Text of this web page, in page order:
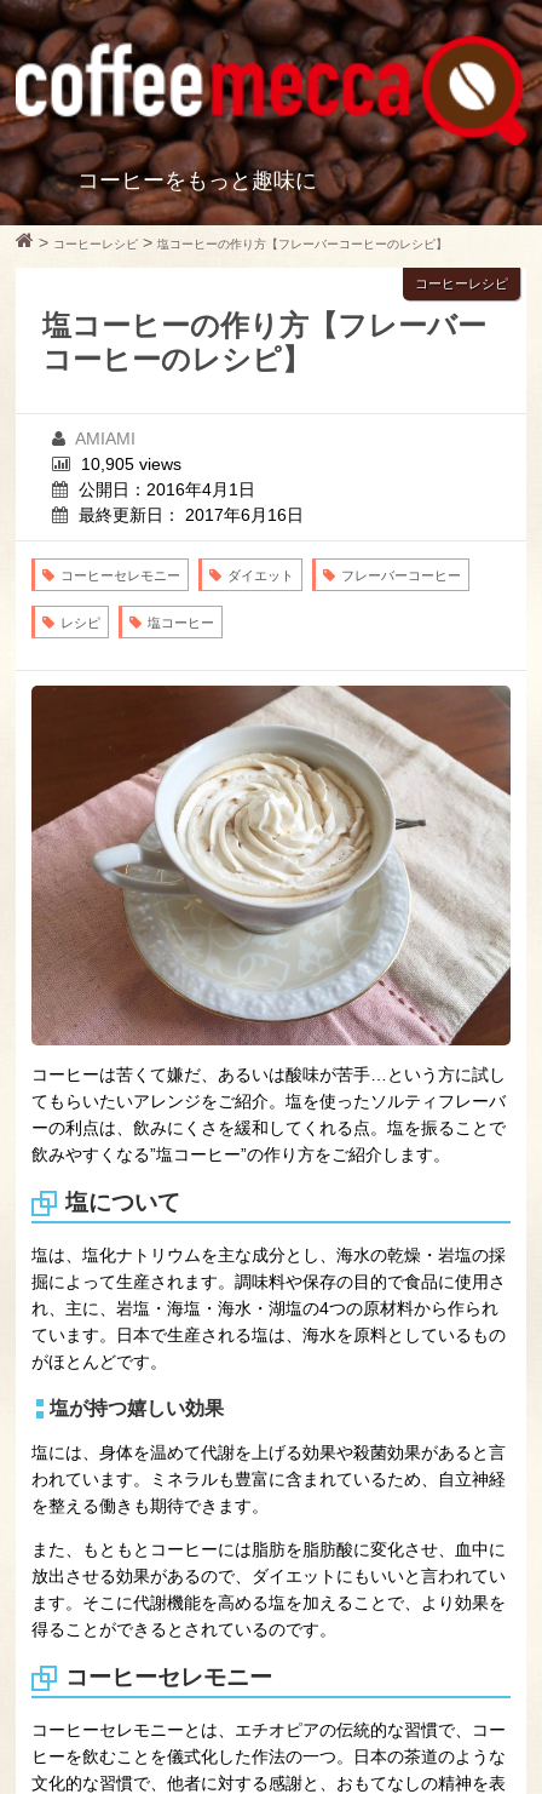
コーヒーをもっと趣味に
> コーヒーレシピ >塩コーヒーの作り方【フレーバーコーヒーのレシピ】
塩コーヒーの作り方【フレーバー
コーヒーのレシピ】
コーヒーレシピ
AMIAMI
10,905 views
公開日：2016年4月1日
最終更新日： 2017年6月16日
コーヒーセレモニー ダイエット フレーバーコーヒー
レシピ 塩コーヒー
コーヒーは苦くて嫌だ、あるいは酸味が苦手…という方に試し
てもらいたいアレンジをご紹介。塩を使ったソルティフレーバ
ーの利点は、飲みにくさを緩和してくれる点。塩を振ることで
飲みやすくなる”塩コーヒー”の作り方をご紹介します。
塩について
塩は、塩化ナトリウムを主な成分とし、海水の乾燥・岩塩の採
掘によって生産されます。調味料や保存の目的で食品に使用さ
れ、主に、岩塩・海塩・海水・湖塩の4つの原材料から作られ
ています。日本で生産される塩は、海水を原料としているもの
がほとんどです。
塩が持つ嬉しい効果
塩には、身体を温めて代謝を上げる効果や殺菌効果があると言
われています。ミネラルも豊富に含まれているため、自立神経
を整える働きも期待できます。
また、もともとコーヒーには脂肪を脂肪酸に変化させ、血中に
放出させる効果があるので、ダイエットにもいいと言われてい
ます。そこに代謝機能を高める塩を加えることで、より効果を
得ることができるとされているのです。
コーヒーセレモニー
コーヒーセレモニーとは、エチオピアの伝統的な習慣で、コー
ヒーを飲むことを儀式化した作法の一つ。日本の茶道のような
文化的な習慣で、他者に対する感謝と、おもてなしの精神を表